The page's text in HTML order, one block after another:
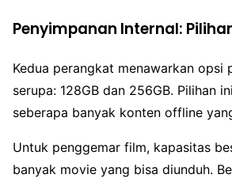
Penyimpanan Internal:
Kedua perangkat menawarkan opsi
serupa: 128GB dan 256GB. Pilihan
seberapa banyak konten offline
Untuk penggemar film, kapasitas
banyak movie yang bisa diunduh.